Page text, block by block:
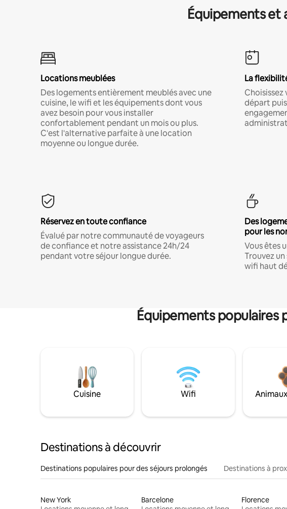
Équipements et
Locations meublées
Des logements entièrement meublés avec une
cuisine, le wifi et les équipements dont vous
avez besoin pour vous installer
confortablement pendant un mois ou plus.
C'est l'alternative parfaite à une location
moyenne ou longue durée.
La
départ
Réservez en toute confiance
Évalué par notre communauté de voyageurs
de confiance et notre assistance 24h/24
pendant votre séjour longue durée.
Des
pour les
Vous êtes
Trouvez
wifi haut
Équipements populaires
Cuisine Wifi
Destinations à découvrir
Destinations populaires pour des séjours prolongés Destinations à
New York
Barcelone
Florence